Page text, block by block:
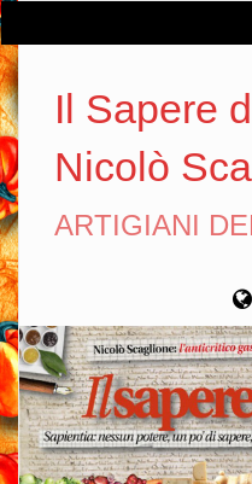
Il Sapere
Nicolò
ARTIGIANI